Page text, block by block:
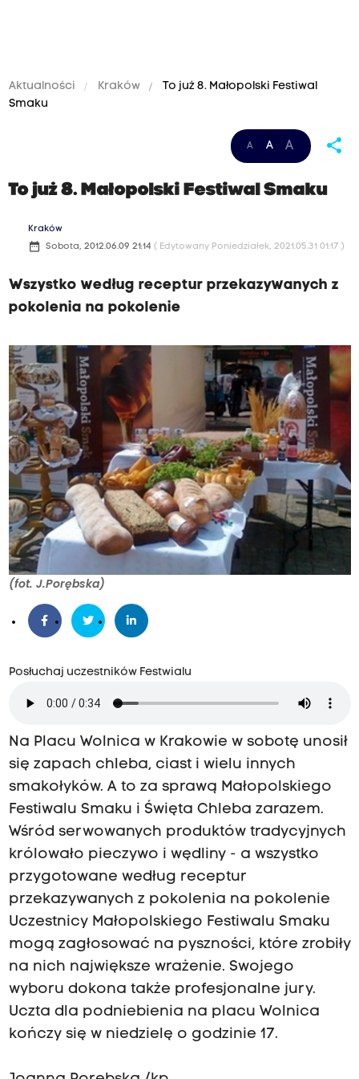
Aktualności Kraków
To już 8. Małopolski Festiwal
Smaku
A A A share
To już 8. Małopolski Festiwal Smaku
Kraków
date_range Sobota, 2012.06.09 21:14 ( Edytowany Poniedziałek, 2021.05.31 01:17 )
Wszystko według receptur przekazywanych z
pokolenia na pokolenie
(fot. J.Porębska)
Posłuchaj uczestników Festwialu
Na Placu Wolnica w Krakowie w sobotę unosił
się zapach chleba, ciast i wielu innych
smakołyków. A to za sprawą Małopolskiego
Festiwalu Smaku i Święta Chleba zarazem.
Wśród serwowanych produktów tradycyjnych
królowało pieczywo i wędliny - a wszystko
przygotowane według receptur
przekazywanych z pokolenia na pokolenie
Uczestnicy Małopolskiego Festiwalu Smaku
mogą zagłosować na pyszności, które zrobiły
na nich największe wrażenie. Swojego
wyboru dokona także profesjonalne jury.
Uczta dla podniebienia na placu Wolnica
kończy się w niedzielę o godzinie 17.